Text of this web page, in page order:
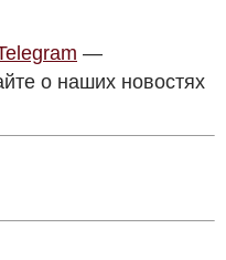
—
о наших новостях